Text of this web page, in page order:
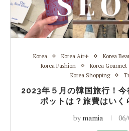
Korea Korea Air✈︎ Korea
Korea Fashion
Korea Gourmet
Korea Shopping
2023年５月の韓国旅行！
ポットは？旅費はいく
by mamia